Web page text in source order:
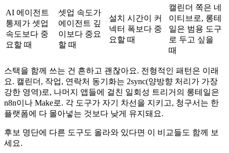
AI 에이전트
통제가 셋업
속도보다 중
요할 때
셋업 속도가
에이전트 깊
이보다 중요
할 때
설치 시간이 커
넥터 폭보다 중
요할 때
캘린더 쪽은 네
이티브로, 롱테
일은 범용 도구
로 두고 싶을
때
스택을 함께 쓰는 건 흔하고 괜찮아요. 전형적인 패턴은 이래
요. 캘린더, 작업, 연락처 동기화는 2sync(양방향 처리가 가장
강한 영역)로, 나머지 앱들에 걸친 일회성 트리거의 롱테일은
n8n이나 Make로. 각 도구가 자기 차선을 지키고, 청구서는 한
플랫폼에 다 몰아넣는 것보다 낮게 유지돼요.
후보 명단에 다른 도구도 올라와 있다면 이 비교들도 함께 보
세요.